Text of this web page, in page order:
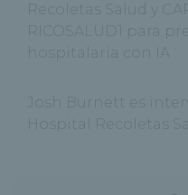
Recoletas Salud y
RICOSALUD1 para
hospitalaria con IA
Josh Burnett es
Hospital Recoletas